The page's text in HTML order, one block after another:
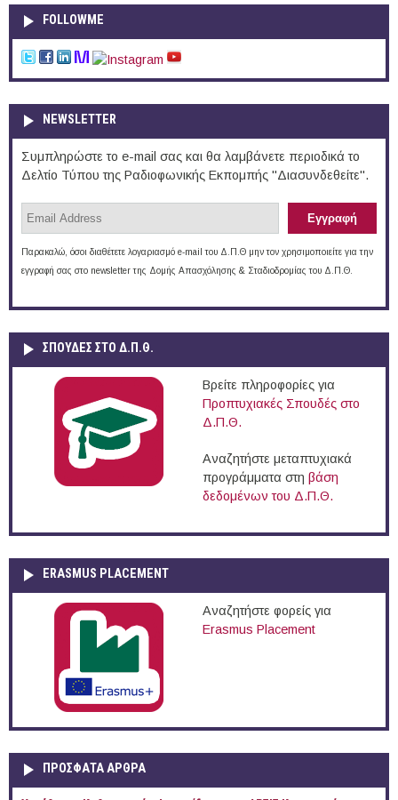
FOLLOWME
NEWSLETTER
Συμπληρώστε το e-mail σας και θα λαμβάνετε περιοδικά το
Δελτίο Τύπου της Ραδιοφωνικής Εκπομπής "Διασυνδεθείτε".
Παρακαλώ, όσοι διαθέτετε λογαριασμό e-mail του Δ.Π.Θ μην τον χρησιμοποιείτε για την
εγγραφή σας στο newsletter της Δομής Απασχόλησης & Σταδιοδρομίας του Δ.Π.Θ.
ΣΠΟΥΔΈΣ ΣΤΟ Δ.Π.Θ.
Βρείτε πληροφορίες για
Προπτυχιακές Σπουδές στο
Δ.Π.Θ.
Αναζητήστε μεταπτυχιακά
προγράμματα στη βάση
δεδομένων του Δ.Π.Θ.
ERASMUS PLACEMENT
Αναζητήστε φορείς για
Erasmus Placement
ΠΡOΣΦΑΤΑ AΡΘΡΑ